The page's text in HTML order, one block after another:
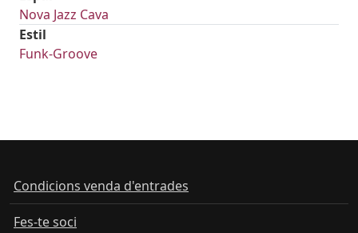
Nova Jazz Cava
Estil
Funk-Groove
Condicions venda d'entrades
Fes-te soci